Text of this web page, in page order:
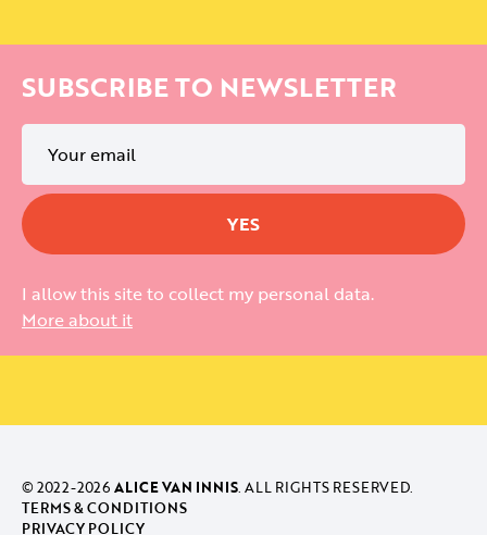
SUBSCRIBE TO NEWSLETTER
I allow this site to collect my personal data.
More about it
© 2022-2026 ALICE VAN INNIS. ALL RIGHTS RESERVED.
TERMS & CONDITIONS
PRIVACY POLICY